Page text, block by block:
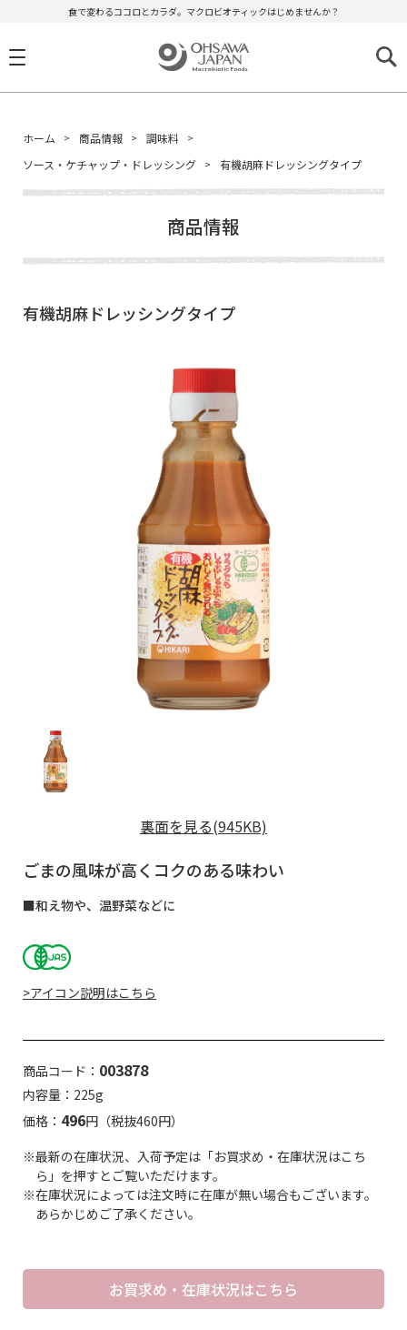
食で変わるココロとカラダ。マクロビオティックはじめませんか？
ホーム 商品情報
調味料
ソース・ケチャップ・ドレッシング
有機胡麻ドレッシングタイプ
商品情報
有機胡麻ドレッシングタイプ
裏面を見る(945KB)
ごまの風味が高くコクのある味わい
■和え物や、温野菜などに
>アイコン説明はこちら
商品コード： 003878
内容量：225g
価格： 496円（税抜460円）
※最新の在庫状況、入荷予定は「お買求め・在庫状況はこち
ら」を押すとご覧いただけます。
※在庫状況によっては注文時に在庫が無い場合もございます。
あらかじめご了承ください。
お買求め・在庫状況はこちら